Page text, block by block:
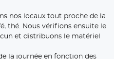
nos locaux tout proche de la
thé. Nous vérifions ensuite le
et distribuons le matériel
la journée en fonction des